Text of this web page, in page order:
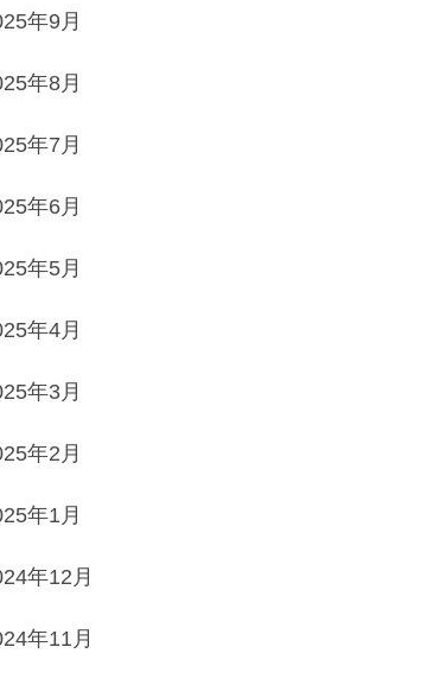
年9月
年8月
年7月
年6月
年5月
年4月
年3月
年2月
年1月
年12月
年11月